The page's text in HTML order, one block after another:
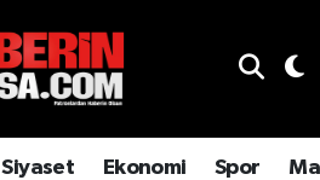
Siyaset Ekonomi Spor